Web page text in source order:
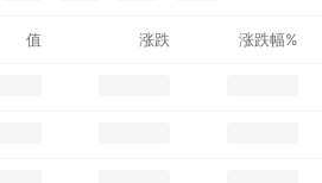
值 涨跌 涨跌幅%